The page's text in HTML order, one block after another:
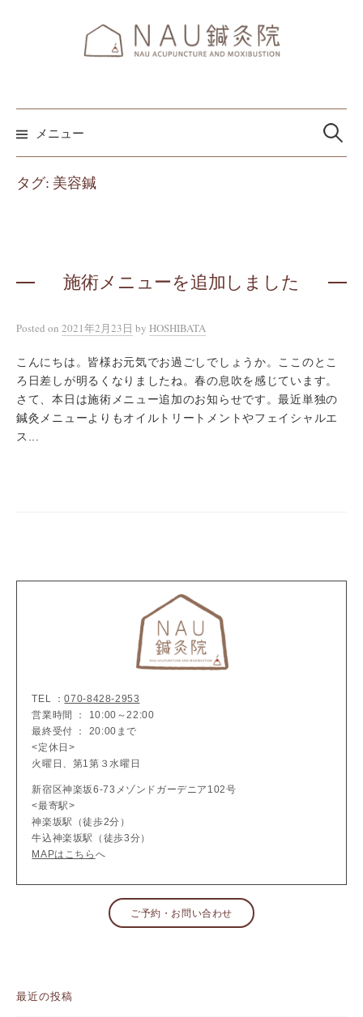
ス
ッ
メニュー
検
索:
タグ: 美容鍼
施術メニューを追加しました
Posted on 2021年2月23日 by HOSHIBATA
こんにちは。皆様お元気でお過ごしでしょうか。ここのとこ
ろ日差しが明るくなりましたね。春の息吹を感じています。
さて、本日は施術メニュー追加のお知らせです。最近単独の
鍼灸メニューよりもオイルトリートメントやフェイシャルエ
ス...
TEL ：070-8428-2953
営業時間 ： 10:00～22:00
最終受付 ： 20:00まで
<定休日>
火曜日、第1第３水曜日
新宿区神楽坂6-73メゾンドガーデニア102号
<最寄駅>
神楽坂駅（徒歩2分）
牛込神楽坂駅（徒歩3分）
MAPはこちら へ
ご予約・お問い合わせ
最近の投稿